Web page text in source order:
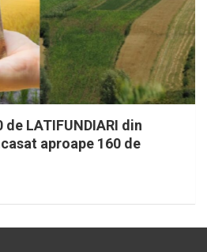
LATIFUNDIARI din
aproape 160 de